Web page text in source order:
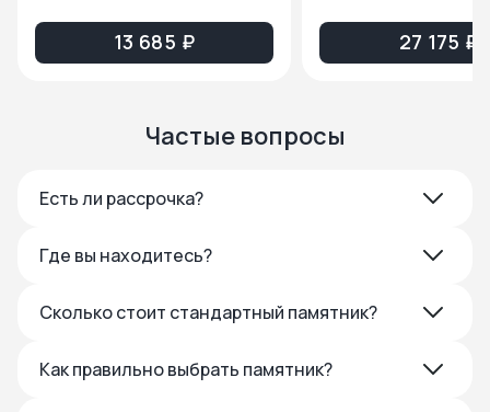
13 685 ₽ 27 175 ₽
Частые вопросы
Есть ли рассрочка?
Где вы находитесь?
Сколько стоит стандартный памятник?
Как правильно выбрать памятник?